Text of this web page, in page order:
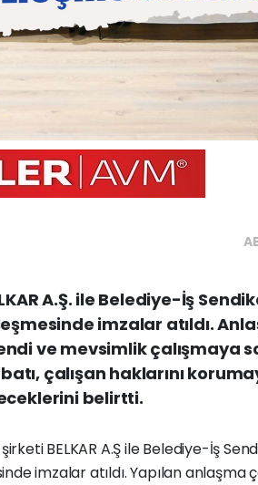
A.Ş. ile Belediye-İş
imzalar atıldı.
ve mevsimlik çalışmaya
çalışan haklarını
belirtti.
BELKAR A.Ş ile Belediye-İş
imzalar atıldı. Yapılan anlaşma